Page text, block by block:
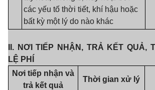
các yếu tố thời tiết, khí hậu hoặc
bất kỳ một lý do nào khác
II. NƠI TIẾP NHẬN, TRẢ KẾT QUẢ,
LỆ PHÍ
Nơi tiếp nhận và
trả kết quả
Thời gian xử lý